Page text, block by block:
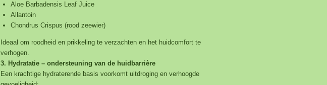
Aloe Barbadensis Leaf Juice
Allantoin
Chondrus Crispus (rood zeewier)
Ideaal om roodheid en prikkeling te verzachten en het huidcomfort te
verhogen.
3. Hydratatie – ondersteuning van de huidbarrière
Een krachtige hydraterende basis voorkomt uitdroging en verhoogde